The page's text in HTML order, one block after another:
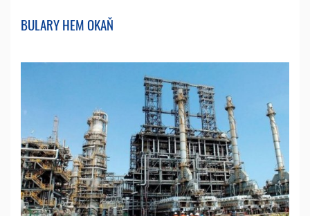
BULARY HEM OKAŇ